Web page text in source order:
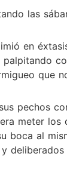
las
en
que
pechos
meter los
boca al